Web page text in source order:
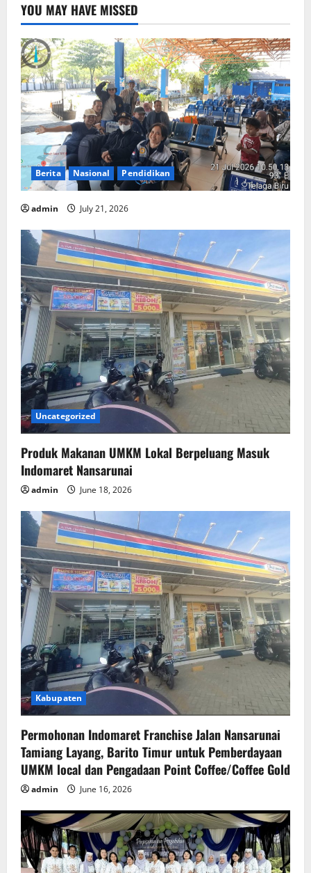
YOU MAY HAVE MISSED
Berita Nasional Pendidikan
admin July 21, 2026
Uncategorized
Produk Makanan UMKM Lokal Berpeluang Masuk
Indomaret Nansarunai
admin June 18, 2026
Kabupaten
Permohonan Indomaret Franchise Jalan Nansarunai
Tamiang Layang, Barito Timur untuk Pemberdayaan
UMKM local dan Pengadaan Point Coffee/Coffee Gold
admin June 16, 2026